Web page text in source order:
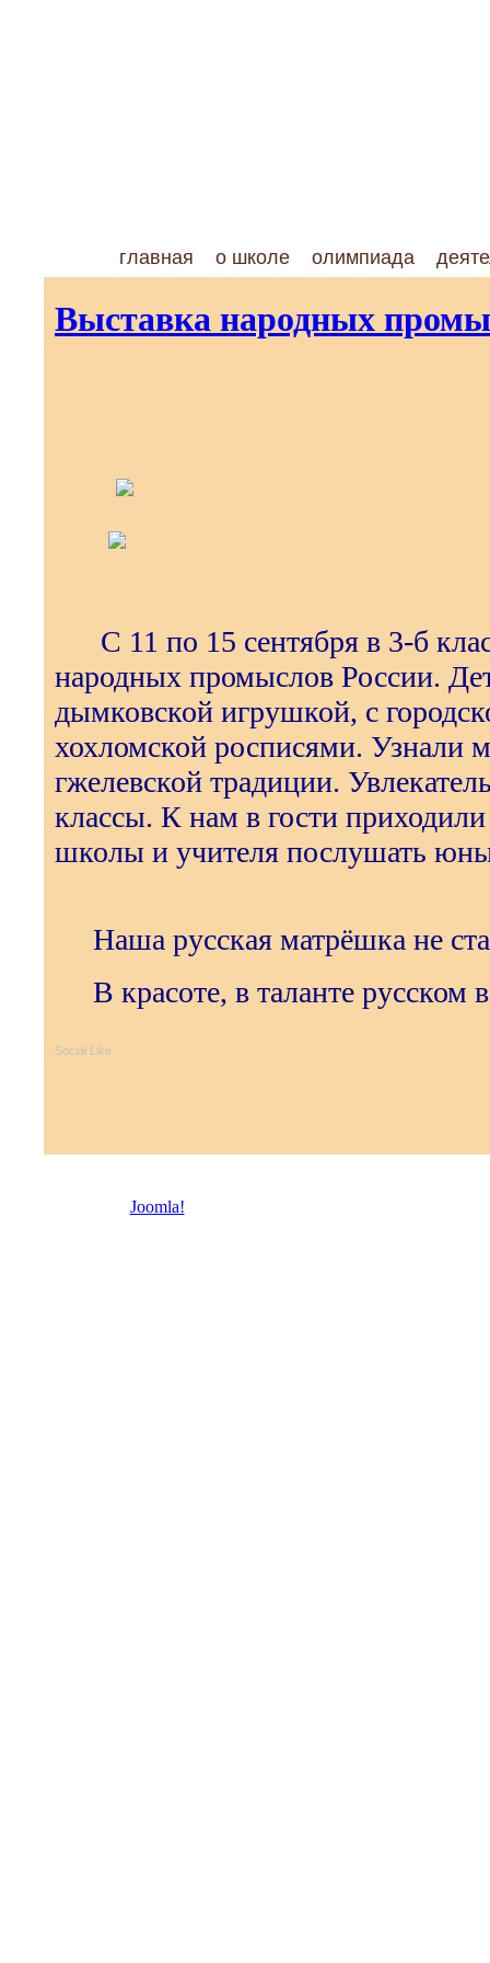
главная о школе олимпиада
Выставка народных
С 11 по 15 сентября в 3-б
народных промыслов России.
дымковской игрушкой, с
хохломской росписями. Узнали
гжелевской традиции.
классы. К нам в гости
школы и учителя послушать
Наша русская матрёшка не
В красоте, в таланте русском
Social Like
Joomla!